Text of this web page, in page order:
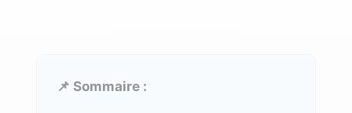
📌 Sommaire :